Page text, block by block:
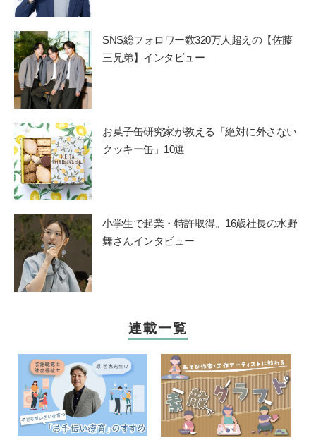
SNS総フォロワー数320万人超えの【佐藤
三兄弟】インタビュー
お菓子缶研究家が教える「絶対に外さない
クッキー缶」10選
小学生で起業・特許取得。16歳社長の水野
舞さんインタビュー
連載一覧